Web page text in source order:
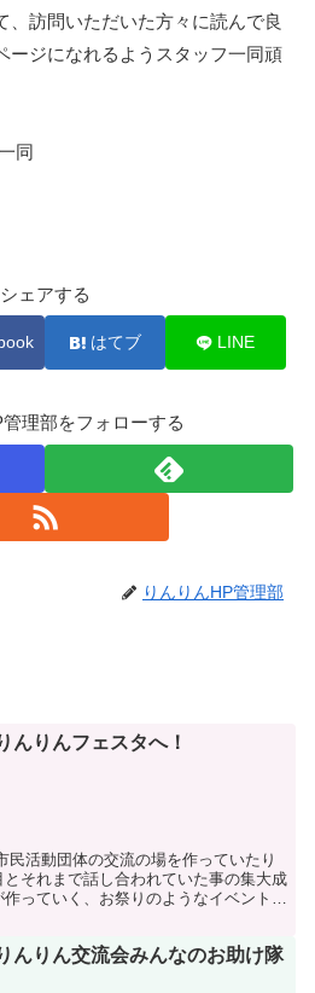
、訪問いただいた方々に読んで良
ージになれるようスタッフ一同頑
同
シェアする
はてブ LINE
理部をフォローする
りんりんHP管理部
んりんフェスタへ！
民活動団体の交流の場を作っていたり
それまで話し合われていた事の集大成
っていく、お祭りのようなイベントを
んりん交流会みんなのお助け隊